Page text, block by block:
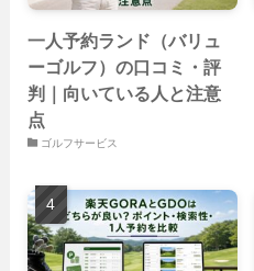
一人予約ランド（バリュ
ーゴルフ）の口コミ・評
判｜向いている人と注意
点
ゴルフサービス